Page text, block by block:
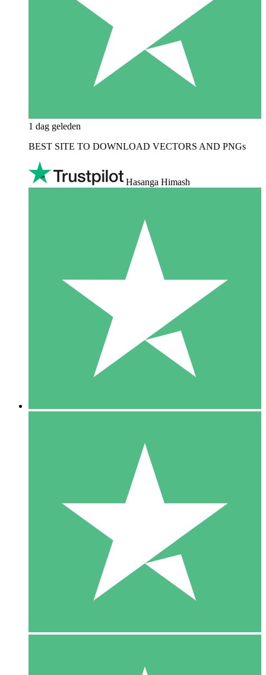
1 dag geleden
BEST SITE TO DOWNLOAD VECTORS AND PNGs
Hasanga Himash